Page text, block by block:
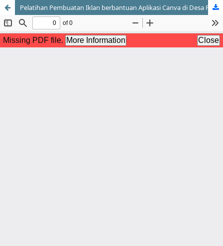
Pelatihan Pembuatan Iklan berbantuan Aplikasi Canva di Desa Pringsari Kecamatan Pringapus Kabupaten Semarang sebagai Trik Market Online